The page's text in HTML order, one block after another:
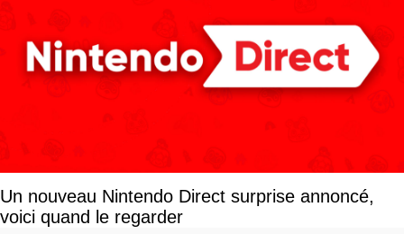
Un nouveau Nintendo Direct surprise annoncé,
voici quand le regarder